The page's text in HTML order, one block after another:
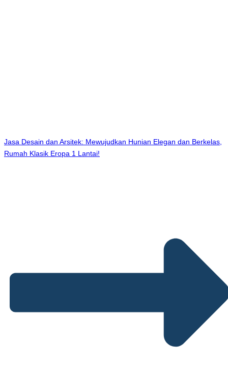
Jasa Desain dan Arsitek: Mewujudkan Hunian Elegan dan Berkelas,
Rumah Klasik Eropa 1 Lantai!